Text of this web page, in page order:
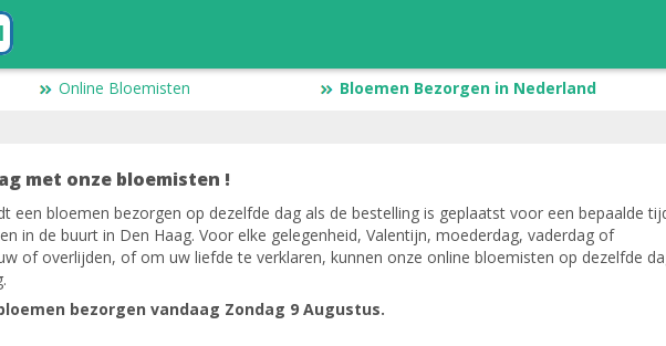
Online Bloemisten Bloemen Bezorgen in Nederland
met onze bloemisten !
een bloemen bezorgen op dezelfde dag als de bestelling is geplaatst voor een bepaalde
in de buurt in Den Haag. Voor elke gelegenheid, Valentijn, moederdag, vaderdag of
of overlijden, of om uw liefde te verklaren, kunnen onze online bloemisten op dezelfde
bezorgen vandaag Zondag 9 Augustus.